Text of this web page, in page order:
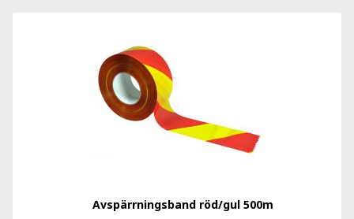
Avspärrningsband röd/gul 500m